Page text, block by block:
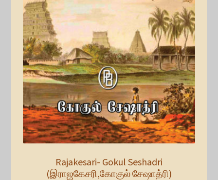
Rajakesari- Gokul Seshadri
(இராஜகேசரி,கோகுல் சேஷாத்ரி)